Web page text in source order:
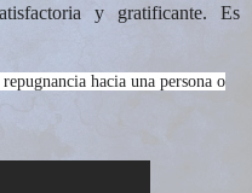
y gratificante. Es
hacia una persona o